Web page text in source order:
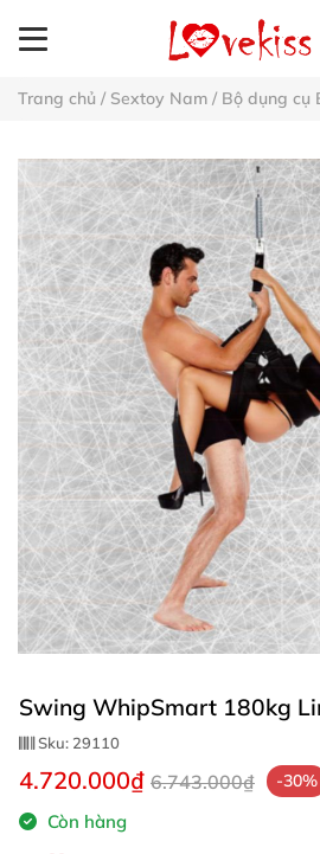
Trang chủ / Sextoy Nam / Bộ dụng cụ
Swing WhipSmart 180kg
Sku: 29110
4.720.000₫ 6.743.000₫ -30%
Còn hàng